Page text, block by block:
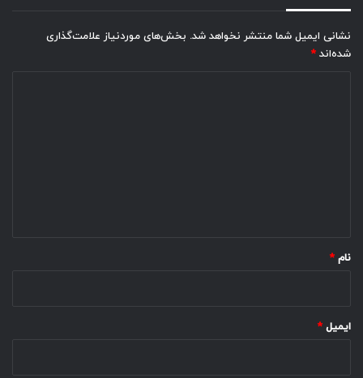
نشانی ایمیل شما منتشر نخواهد شد. بخش‌های موردنیاز علامت‌گذاری
شده‌اند *
نام *
ایمیل *